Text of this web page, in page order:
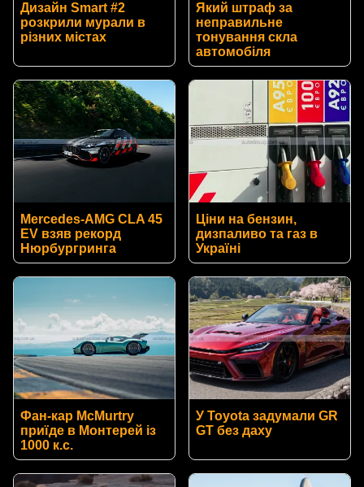
Дизайн Smart #2
розкрили мурали в
різних містах
Який штраф за
неправильне
тонування скла
автомобіля
Mercedes-AMG CLA 45
EV взяв рекорд
Нюрбургринга
Ціни на бензин,
дизпаливо та газ в
Україні
Фан-кар McMurtry
приїде в Монтерей із
1000 к.с.
У Toyota задумали GR
GT без даху